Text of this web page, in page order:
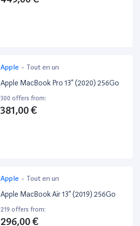
Apple - Tout en un
Apple MacBook Pro 13” (2020) 256Go
300 offers from:
381,00 €
Apple - Tout en un
Apple MacBook Air 13” (2019) 256Go
219 offers from:
296,00 €